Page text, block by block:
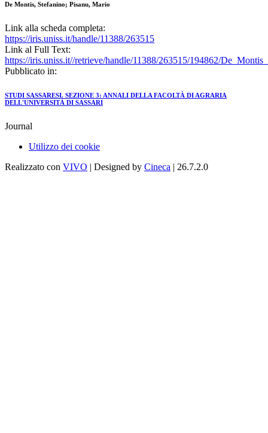
De Montis, Stefanino; Pisanu, Mario
Link alla scheda completa:
https://iris.uniss.it/handle/11388/263515
Link al Full Text:
https://iris.uniss.it//retrieve/handle/11388/263515/194862/
Pubblicato in:
STUDI SASSARESI. SEZIONE 3: ANNALI DELLA FACOLTÀ DI AGRARIA
DELL'UNIVERSITÀ DI SASSARI
Journal
Utilizzo dei cookie
Realizzato con VIVO | Designed by Cineca | 26.7.2.0